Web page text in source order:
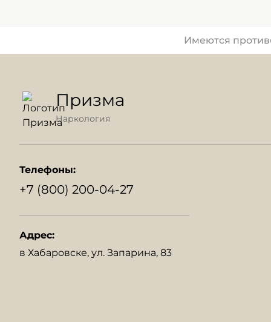
Имеются
Призма
Наркология
Телефоны:
+7 (800) 200-04-27
Адрес:
в Хабаровске, ул. Запарина, 83